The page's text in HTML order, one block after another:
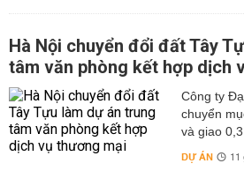
Hà Nội chuyển đổi đất Tây
tâm văn phòng kết hợp dịch
Công ty
chuyển
và giao
DỰ ÁN